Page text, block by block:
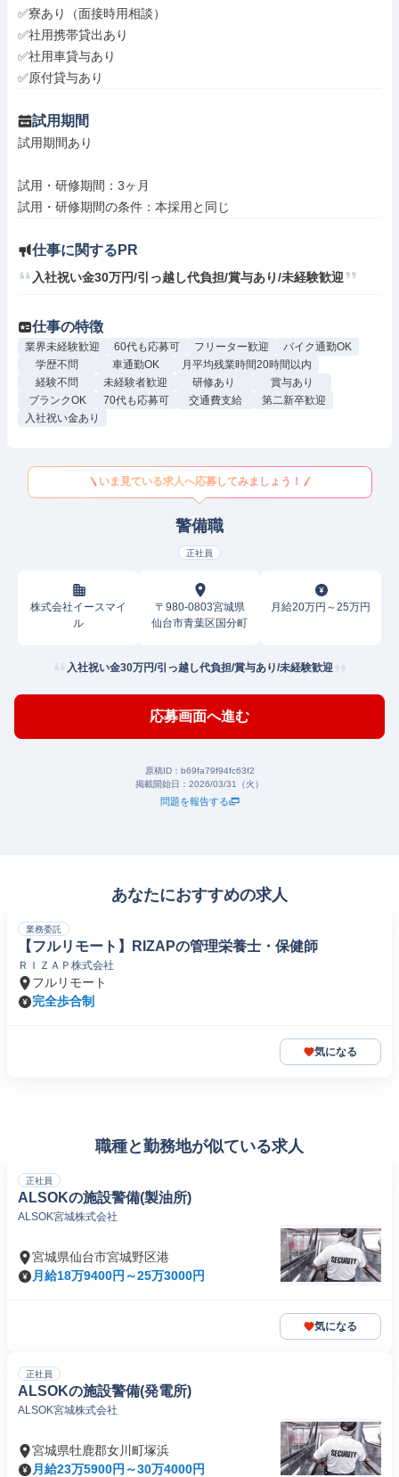
✅寮あり（面接時用相談）
✅社用携帯貸出あり
✅社用車貸与あり
✅原付貸与あり
試用期間
試用期間あり
試用・研修期間：3ヶ月
仕事に関するPR
入社祝い金30万円/引っ越し代負担/賞与あり/未経験歓迎
仕事の特徴
業界未経験歓迎 60代も応募可 フリーター歓迎
バイク通勤OK
学歴不問
車通勤OK
月平均残業時間20時間以内
経験不問
未経験者歓迎 研修あり
賞与あり
ブランクOK
70代も応募可 交通費支給
第二新卒歓迎
入社祝い金あり
いま見ている求人へ応募してみましょう！
警備職
正社員
株式会社イースマイ
ル
〒980-0803宮城県
仙台市青葉区国分町
月給20万円～25万円
入社祝い金30万円/引っ越し代負担/賞与あり/未経験歓迎
応募画面へ進む
原稿ID： b69fa79f94fc63f2
掲載開始日： 2026/03/31（火）
問題を報告する
あなたにおすすめの求人
業務委託
【フルリモート】RIZAPの管理栄養士・保健師
ＲＩＺＡＰ株式会社
フルリモート
完全歩合制
気になる
職種と勤務地が似ている求人
正社員
ALSOKの施設警備(製油所)
ALSOK宮城株式会社
宮城県仙台市宮城野区港
月給18万9400円～25万3000円
気になる
正社員
ALSOKの施設警備(発電所)
ALSOK宮城株式会社
宮城県牡鹿郡女川町塚浜
月給23万5900円～30万4000円